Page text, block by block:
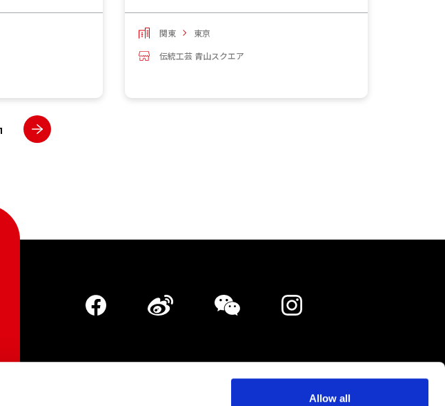
Allow all
関東
東京
伝統工芸 青山スクエア
店舗の掲載・広告掲載のご相談